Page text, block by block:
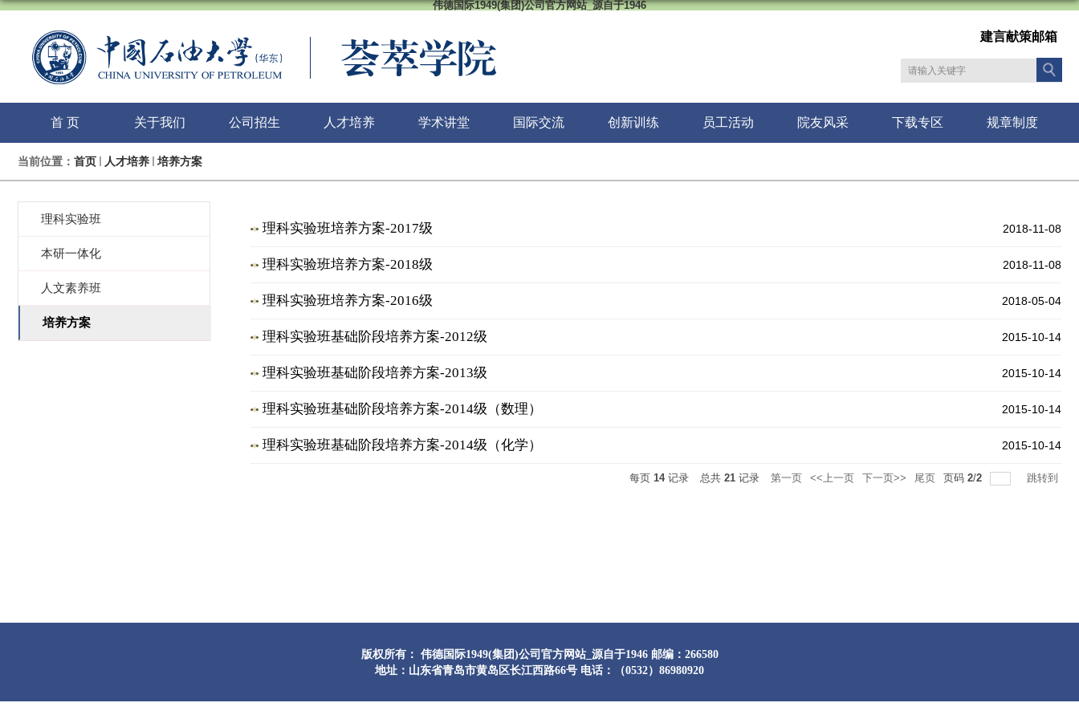
伟德国际1949(集团)公司官方网站_源自于1946
建言献策邮箱
首 页 关于我们 公司招生 人才培养 学术讲堂 国际交流 创新训练 员工活动 院友风采 下载专区 规章制度
当前位置： 首页 人才培养 培养方案
理科实验班
本研一体化
人文素养班
培养方案
理科实验班培养方案-2017级 2018-11-08
理科实验班培养方案-2018级 2018-11-08
理科实验班培养方案-2016级 2018-05-04
理科实验班基础阶段培养方案-2012级 2015-10-14
理科实验班基础阶段培养方案-2013级 2015-10-14
理科实验班基础阶段培养方案-2014级（数理） 2015-10-14
理科实验班基础阶段培养方案-2014级（化学） 2015-10-14
每页 14记录 总共 21 记录 第一页 <<上一页 下一页>> 尾页 页码 2/2 跳转到
版权所有： 伟德国际1949(集团)公司官方网站_源自于1946 邮编：266580
地址：山东省青岛市黄岛区长江西路66号 电话：（0532）86980920